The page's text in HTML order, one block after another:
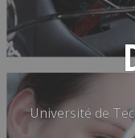
Université de